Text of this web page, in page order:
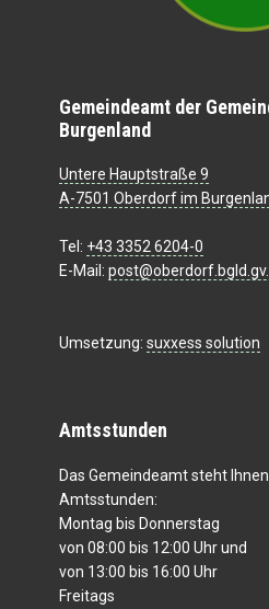
Gemeindeamt der
Burgenland
Untere Hauptstraße 9
A-7501 Oberdorf im
Tel: +43 3352 6204-0
E-Mail:
Umsetzung: suxxess solution
Amtsstunden
Das Gemeindeamt steht
Amtsstunden:
Montag bis Donnerstag
von 08:00 bis 12:00 Uhr und
von 13:00 bis 16:00 Uhr
Freitags